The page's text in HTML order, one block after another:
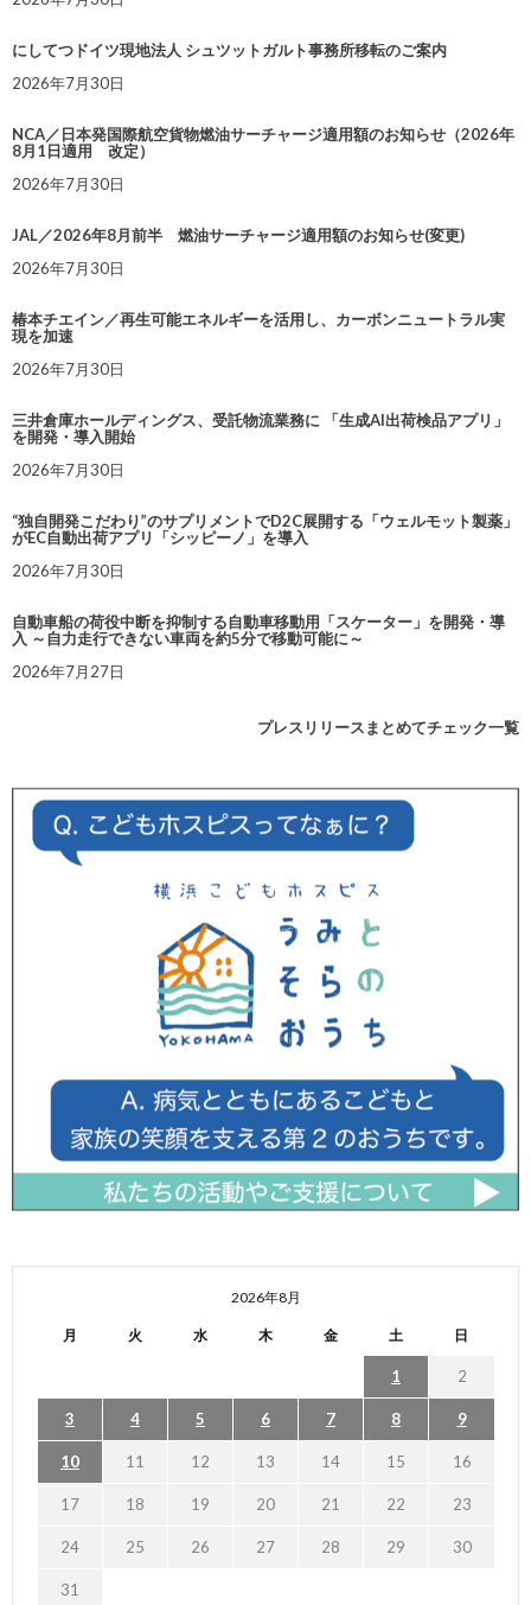
にしてつドイツ現地法人 シュツットガルト事務所移転のご案内
2026年7月30日
NCA／日本発国際航空貨物燃油サーチャージ適用額のお知らせ（2026年
8月1日適用 改定）
2026年7月30日
JAL／2026年8月前半 燃油サーチャージ適用額のお知らせ(変更)
2026年7月30日
椿本チエイン／再生可能エネルギーを活用し、カーボンニュートラル実
現を加速
2026年7月30日
三井倉庫ホールディングス、受託物流業務に 「生成AI出荷検品アプリ」
を開発・導入開始
2026年7月30日
“独自開発こだわり”のサプリメントでD2C展開する「ウェルモット製薬」
がEC自動出荷アプリ「シッピーノ」を導入
2026年7月30日
自動車船の荷役中断を抑制する自動車移動用「スケーター」を開発・導
入 ～自力走行できない車両を約5分で移動可能に～
2026年7月27日
プレスリリースまとめてチェック一覧
2026年8月
月 火 水 木 金 土 日
1 2
3 4 5 6 7 8 9
10 11 12 13 14 15 16
17 18 19 20 21 22 23
24 25 26 27 28 29 30
31